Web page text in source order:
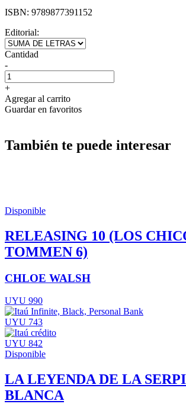
ISBN: 9789877391152
Editorial:
Cantidad
-
+
Agregar al carrito
Guardar en favoritos
También te puede interesar
Disponible
RELEASING 10 (LOS
TOMMEN 6)
CHLOE WALSH
UYU 990
UYU 743
UYU 842
Disponible
LA LEYENDA DE LA
BLANCA